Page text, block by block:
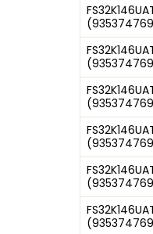
(
(
(
(
(
(